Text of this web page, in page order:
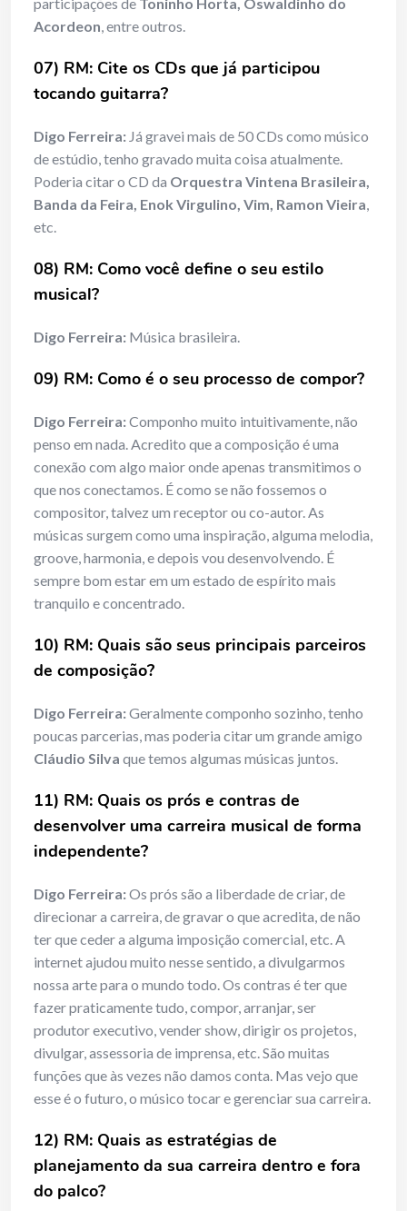
Acordeon, entre outros.
07) RM: Cite os CDs que já participou
tocando guitarra?
Digo Ferreira: Já gravei mais de 50 CDs como músico
de estúdio, tenho gravado muita coisa atualmente.
Poderia citar o CD da Orquestra Vintena Brasileira,
Banda da Feira, Enok Virgulino, Vim, Ramon Vieira,
etc.
08) RM: Como você define o seu estilo
musical?
Digo Ferreira: Música brasileira.
09) RM: Como é o seu processo de compor?
Digo Ferreira:Componho muito intuitivamente, não
penso em nada. Acredito que a composição é uma
conexão com algo maior onde apenas transmitimos o
que nos conectamos. É como se não fossemos o
compositor, talvez um receptor ou co-autor. As
músicas surgem como uma inspiração, alguma melodia,
groove, harmonia, e depois vou desenvolvendo. É
sempre bom estar em um estado de espírito mais
tranquilo e concentrado.
10) RM: Quais são seus principais parceiros
de composição?
Digo Ferreira:Geralmente componho sozinho, tenho
poucas parcerias, mas poderia citar um grande amigo
Cláudio Silva que temos algumas músicas juntos.
11) RM: Quais os prós e contras de
desenvolver uma carreira musical de forma
independente?
Digo Ferreira:Os prós são a liberdade de criar, de
direcionar a carreira, de gravar o que acredita, de não
ter que ceder a alguma imposição comercial, etc. A
internet ajudou muito nesse sentido, a divulgarmos
nossa arte para o mundo todo. Os contras é ter que
fazer praticamente tudo, compor, arranjar, ser
produtor executivo, vender show, dirigir os projetos,
divulgar, assessoria de imprensa, etc. São muitas
funções que às vezes não damos conta. Mas vejo que
esse é o futuro, o músico tocar e gerenciar sua carreira.
12) RM: Quais as estratégias de
planejamento da sua carreira dentro e fora
do palco?